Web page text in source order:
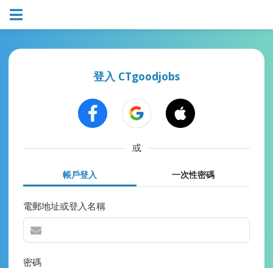
登入 CTgoodjobs
或
帳戶登入 一次性密碼
電郵地址或登入名稱
密碼